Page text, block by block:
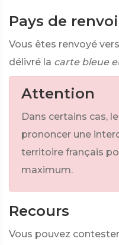
Pays de renvoi
Vous êtes renvoyé
délivré la carte bleue
Attention
Dans certains cas,
prononcer une
territoire français
maximum.
Recours
Vous pouvez